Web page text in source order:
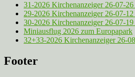
31-2026 Kirchenanzeiger 26-07-
29-2026 Kirchenanzeiger 26-07-
30-2026 Kirchenanzeiger 26-07-
Miniausflug 2026 zum Europapark
32+33-2026 Kirchenanzeiger 26-
Footer